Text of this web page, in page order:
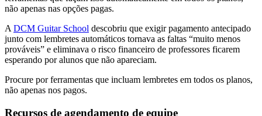
não apenas nas opções pagas.
ADCM Guitar School descobriu que exigir pagamento antecipado
junto com lembretes automáticos tornava as faltas “muito menos
prováveis” e eliminava o risco financeiro de professores ficarem
esperando por alunos que não apareciam.
Procure por ferramentas que incluam lembretes em todos os planos,
não apenas nos pagos.
Recursos de agendamento de equipe